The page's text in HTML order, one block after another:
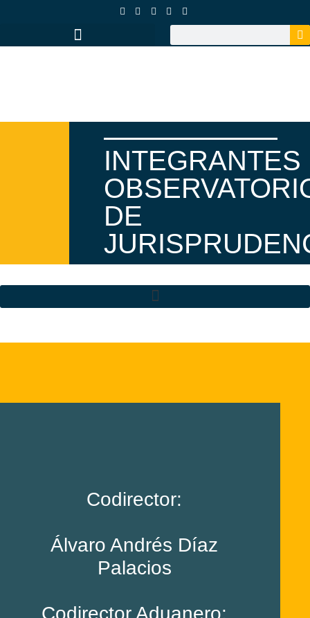
INTEGRANTES
DE
Codirector:
Álvaro Andrés Díaz
Palacios
Codirector Aduanero: